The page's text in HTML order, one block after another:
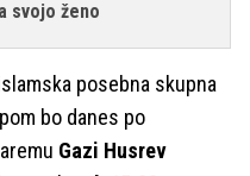
svojo ženo
posebna skupna
bo danes po
Gazi Husrev